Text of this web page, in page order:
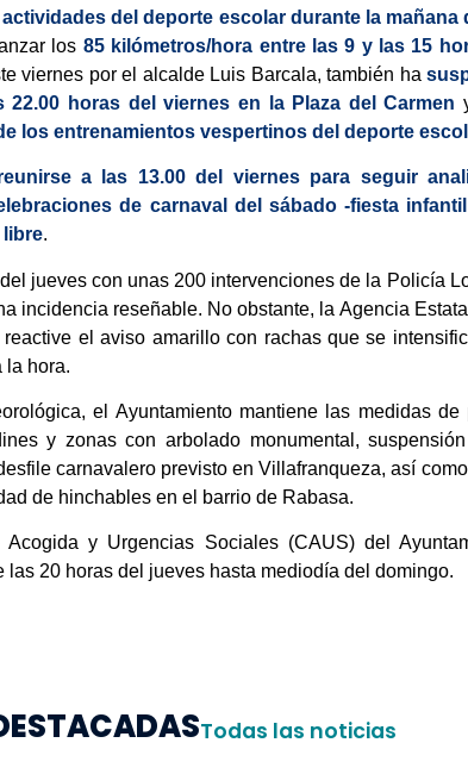
del deporte escolar durante la mañana
los 85 kilómetros/hora entre las 9 y las 15
viernes por el alcalde Luis Barcala, también ha
22.00 horas del viernes en la Plaza del Carmen
los entrenamientos vespertinos del deporte
a las 13.00 del viernes para seguir
de carnaval del sábado -fiesta
libre.
jueves con unas 200 intervenciones de la Policía
incidencia reseñable. No obstante, la Agencia
el aviso amarillo con rachas que se
la hora.
el Ayuntamiento mantiene las medidas
y zonas con arbolado monumental,
carnavalero previsto en Villafranqueza, así
de hinchables en el barrio de Rabasa.
y Urgencias Sociales (CAUS) del
las 20 horas del jueves hasta mediodía del domingo.
Todas las noticias